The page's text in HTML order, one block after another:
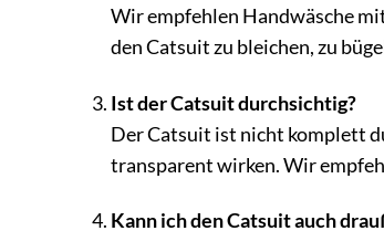
Wir empfehlen Handwäsche
den Catsuit zu bleichen, zu
Ist der Catsuit durchsichtig?
Der Catsuit ist nicht komplett
transparent wirken. Wir
Kann ich den Catsuit auch